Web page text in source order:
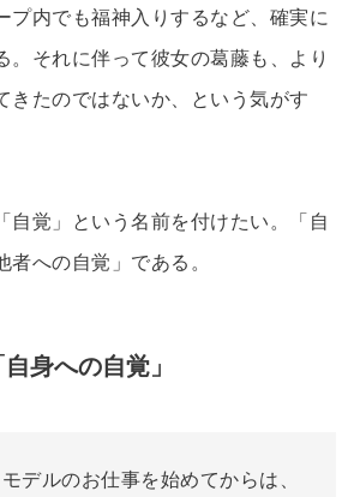
プ内でも福神入りするなど、確実に
。それに伴って彼女の葛藤も、より
きたのではないか、という気がす
自覚」という名前を付けたい。「自
者への自覚」である。
身への自覚」
モデルのお仕事を始めてからは、